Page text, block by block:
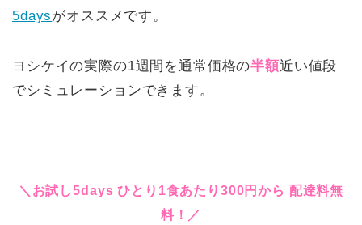
5daysがオススメです。
ヨシケイの実際の1週間を通常価格の半額近い値段
でシミュレーションできます。
＼お試し5days ひとり1食あたり300円から 配達料無
料！／